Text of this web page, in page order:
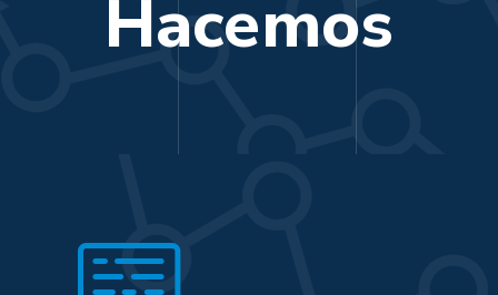
Hacemos